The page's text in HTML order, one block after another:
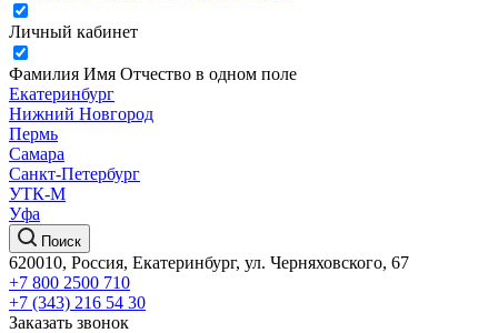
Личный кабинет
Фамилия Имя Отчество в одном поле
Екатеринбург
Нижний Новгород
Пермь
Самара
Санкт-Петербург
УТК-М
Уфа
Поиск
620010, Россия, Екатеринбург, ул. Черняховского, 67
+7 800 2500 710
+7 (343) 216 54 30
Заказать звонок